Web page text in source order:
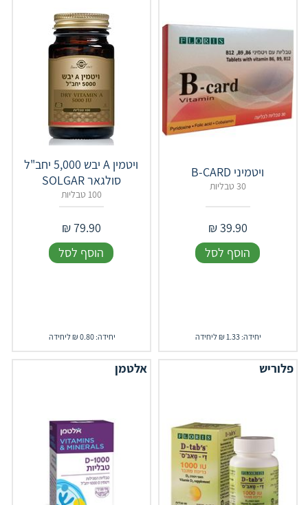
ויטמיני B-CARD
30 טבליות
39.90
₪
הוסף לסל
יחידה: 1.33 ₪ ליחידה
ויטמין A יבש 5,000 יחב"ל
סולגאר SOLGAR
100 טבליות
79.90
₪
הוסף לסל
יחידה: 0.80 ₪ ליחידה
פלוריש אלטמן